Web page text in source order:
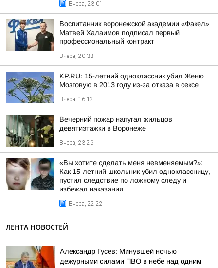
Вчера, 23:01
Воспитанник воронежской академии «Факел»
Матвей Халаимов подписал первый
профессиональный контракт
Вчера, 20:33
KP.RU: 15-летний одноклассник убил Женю
Мозговую в 2013 году из-за отказа в сексе
Вчера, 16:12
Вечерний пожар напугал жильцов
девятиэтажки в Воронеже
Вчера, 23:26
«Вы хотите сделать меня невменяемым?»:
Как 15-летний школьник убил одноклассницу,
пустил следствие по ложному следу и
избежал наказания
Вчера, 22:22
ЛЕНТА НОВОСТЕЙ
Александр Гусев: Минувшей ночью
дежурными силами ПВО в небе над одним